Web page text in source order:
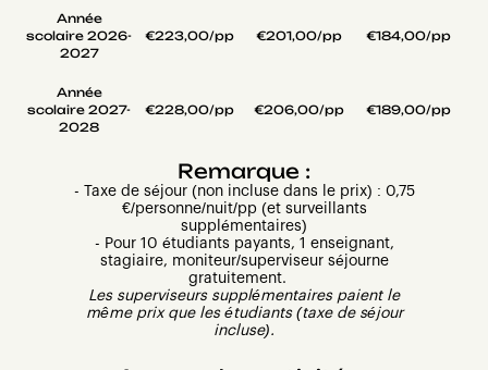
Année
scolaire 2026-
2027
€223,00/pp €201,00/pp €184,00/pp
Année
scolaire 2027-
2028
€228,00/pp €206,00/pp €189,00/pp
Remarque :
- Taxe de séjour (non incluse dans le prix) : 0,75
€/personne/nuit/pp (et surveillants
supplémentaires)
- Pour 10 étudiants payants, 1 enseignant,
stagiaire, moniteur/superviseur séjourne
gratuitement.
Les superviseurs supplémentaires paient le
même prix que les étudiants (taxe de séjour
incluse).